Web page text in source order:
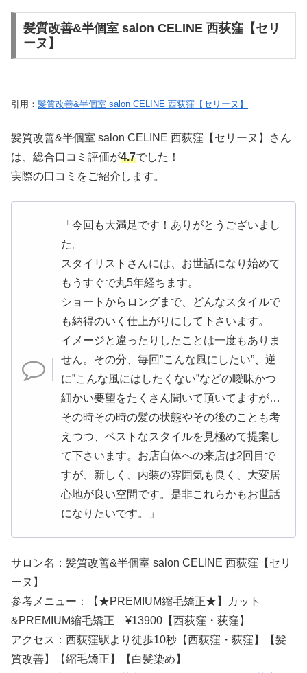
髪質改善&半個室 salon CELINE 西荻窪【セリ
ーヌ】
引用： 髪質改善&半個室 salon CELINE 西荻窪【セリーヌ】
髪質改善&半個室 salon CELINE 西荻窪【セリーヌ】さん
は、総合口コミ評価が4.7でした！
実際の口コミをご紹介します。
「今回も大満足です！ありがとうございまし
た。
スタイリストさんには、お世話になり始めて
もうすぐで丸5年経ちます。
ショートからロングまで、どんなスタイルで
も納得のいく仕上がりにして下さいます。
イメージと違ったりしたことは一度もありま
せん。その分、毎回”こんな風にしたい”、逆
に”こんな風にはしたくない”などの曖昧かつ
細かい要望をたくさん聞いて頂いてますが…
その時その時の髪の状態やその後のことも考
えつつ、ベストなスタイルを見極めて提案し
て下さいます。お店自体への来店は2回目で
すが、新しく、内装の雰囲気も良く、大変居
心地が良い空間です。是非これらかもお世話
になりたいです。」
サロン名：髪質改善&半個室 salon CELINE 西荻窪【セリ
ーヌ】
参考メニュー：【★PREMIUM縮毛矯正★】カット
&PREMIUM縮毛矯正 ¥13900【西荻窪・荻窪】
アクセス：西荻窪駅より徒歩10秒【西荻窪・荻窪】【髪
質改善】【縮毛矯正】【白髪染め】